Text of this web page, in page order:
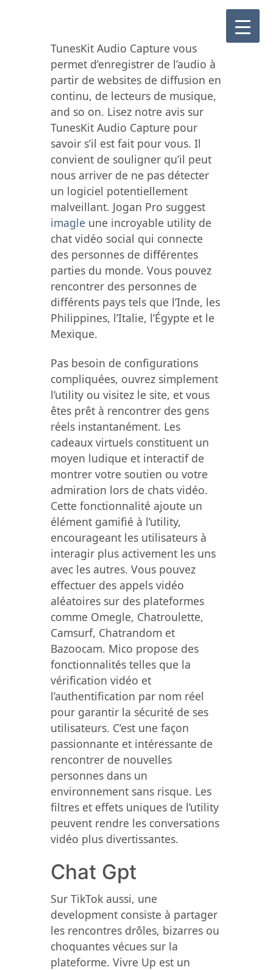
TunesKit Audio Capture vous
permet d’enregistrer de l’audio à
partir de websites de diffusion en
continu, de lecteurs de musique,
and so on. Lisez notre avis sur
TunesKit Audio Capture pour
savoir s’il est fait pour vous. Il
convient de souligner qu’il peut
nous arriver de ne pas détecter
un logiciel potentiellement
malveillant. Jogan Pro suggest
imagle une incroyable utility de
chat vidéo social qui connecte
des personnes de différentes
parties du monde. Vous pouvez
rencontrer des personnes de
différents pays tels que l’Inde, les
Philippines, l’Italie, l’Égypte et le
Mexique.
Pas besoin de configurations
compliquées, ouvrez simplement
l’utility ou visitez le site, et vous
êtes prêt à rencontrer des gens
réels instantanément. Les
cadeaux virtuels constituent un
moyen ludique et interactif de
montrer votre soutien ou votre
admiration lors de chats vidéo.
Cette fonctionnalité ajoute un
élément gamifié à l’utility,
encourageant les utilisateurs à
interagir plus activement les uns
avec les autres. Vous pouvez
effectuer des appels vidéo
aléatoires sur des plateformes
comme Omegle, Chatroulette,
Camsurf, Chatrandom et
Bazoocam. Mico propose des
fonctionnalités telles que la
vérification vidéo et
l’authentification par nom réel
pour garantir la sécurité de ses
utilisateurs. C’est une façon
passionnante et intéressante de
rencontrer de nouvelles
personnes dans un
environnement sans risque. Les
filtres et effets uniques de l’utility
peuvent rendre les conversations
vidéo plus divertissantes.
Chat Gpt
Sur TikTok aussi, une
development consiste à partager
les rencontres drôles, bizarres ou
choquantes vécues sur la
plateforme. Vivre Up est un